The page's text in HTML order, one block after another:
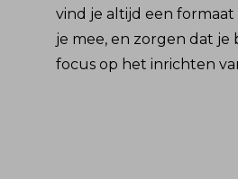
vind je altijd een
je mee, en zorgen dat je
focus op het inrichten